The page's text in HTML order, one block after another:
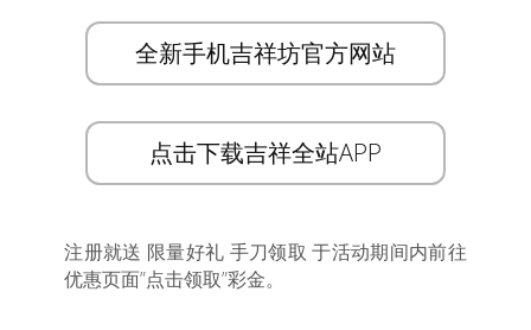
全新手机吉祥坊官方网站
点击下载吉祥全站APP
注册就送 限量好礼 手刀领取 于活动期间内前往
优惠页面”点击领取”彩金。